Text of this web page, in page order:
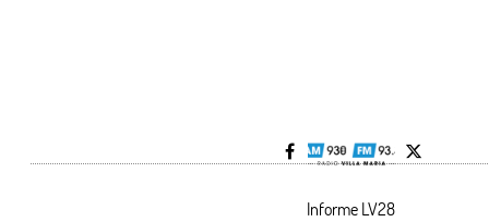
Informe LV28